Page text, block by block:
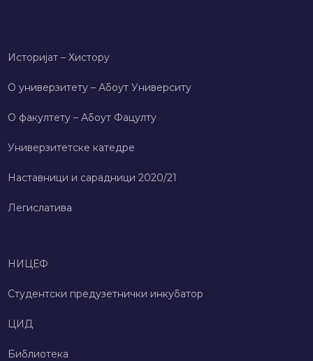
Историјат – Хисторy
О универзитету – Абоут Университy
О факултету – Абоут Фацултy
Универзитетске катедре
Наставници и сарадници 2020/21
Легислатива
НИЦЕФ
Студентски предузетнички инкубатор
ЦИД
Библиотека